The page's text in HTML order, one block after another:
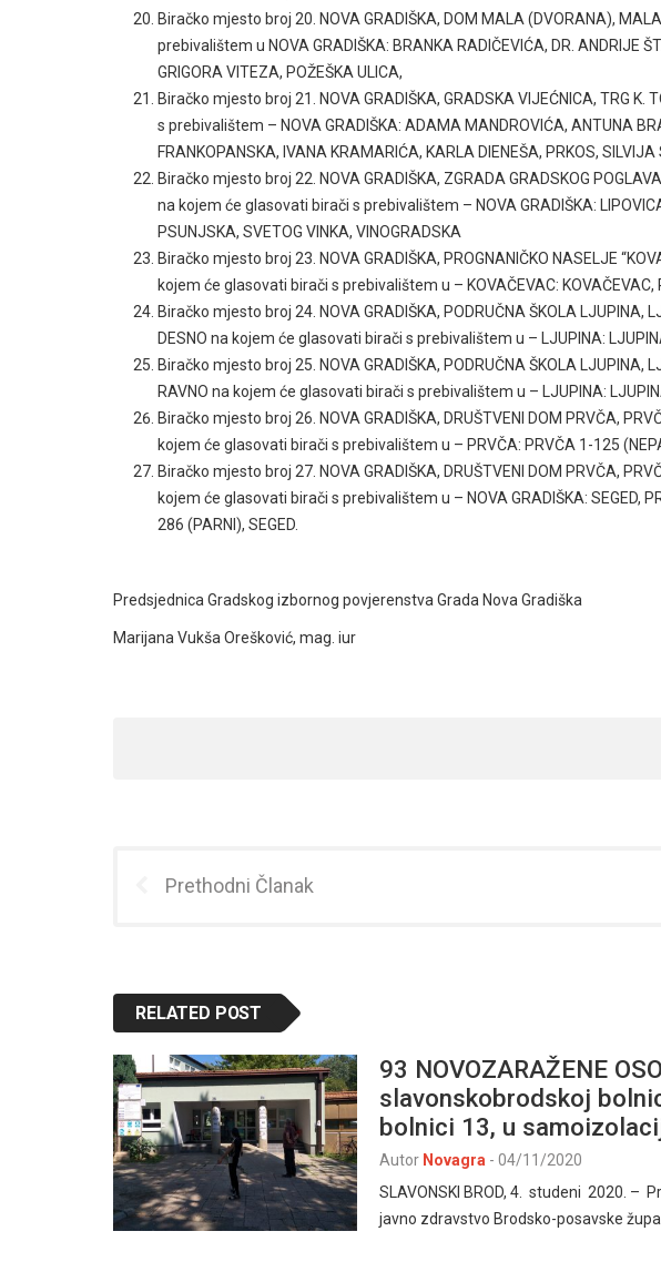
Biračko mjesto broj 20. NOVA GRADIŠKA, DOM MALA (DVORANA),
prebivalištem u NOVA GRADIŠKA: BRANKA RADIČEVIĆA, DR. ANDRIJE
GRIGORA VITEZA, POŽEŠKA ULICA,
Biračko mjesto broj 21. NOVA GRADIŠKA, GRADSKA VIJEĆNICA, TRG
s prebivalištem – NOVA GRADIŠKA: ADAMA MANDROVIĆA, ANTUNA
FRANKOPANSKA, IVANA KRAMARIĆA, KARLA DIENEŠA, PRKOS,
Biračko mjesto broj 22. NOVA GRADIŠKA, ZGRADA GRADSKOG
na kojem će glasovati birači s prebivalištem – NOVA GRADIŠKA:
PSUNJSKA, SVETOG VINKA, VINOGRADSKA
Biračko mjesto broj 23. NOVA GRADIŠKA, PROGNANIČKO NASELJE
kojem će glasovati birači s prebivalištem u – KOVAČEVAC: KOVAČEVAC,
Biračko mjesto broj 24. NOVA GRADIŠKA, PODRUČNA ŠKOLA LJUPINA,
DESNO na kojem će glasovati birači s prebivalištem u – LJUPINA:
Biračko mjesto broj 25. NOVA GRADIŠKA, PODRUČNA ŠKOLA LJUPINA,
RAVNO na kojem će glasovati birači s prebivalištem u – LJUPINA:
Biračko mjesto broj 26. NOVA GRADIŠKA, DRUŠTVENI DOM PRVČA,
kojem će glasovati birači s prebivalištem u – PRVČA: PRVČA 1-125
Biračko mjesto broj 27. NOVA GRADIŠKA, DRUŠTVENI DOM PRVČA,
kojem će glasovati birači s prebivalištem u – NOVA GRADIŠKA: SEGED,
286 (PARNI), SEGED.
Predsjednica Gradskog izbornog povjerenstva Grada Nova Gradiška
Marijana Vukša Orešković, mag. iur
Prethodni Članak
RELATED POST
93 NOVOZARAŽENE
slavonskobrodskoj
bolnici 13, u
Autor Novagra - 04/11/2020
SLAVONSKI BROD, 4. studeni 2020. –
javno zdravstvo Brodsko-posavske